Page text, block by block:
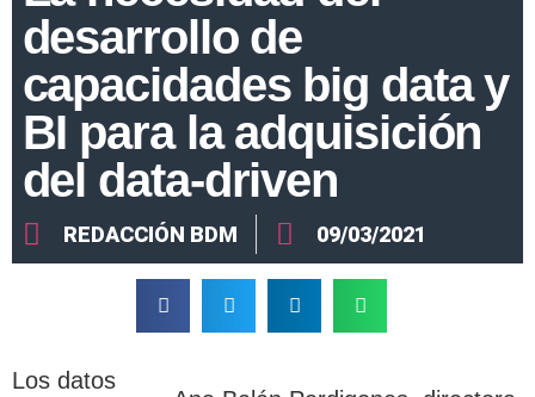
desarrollo de
capacidades big data y
BI para la adquisición
del data-driven
REDACCIÓN BDM 09/03/2021
Los datos